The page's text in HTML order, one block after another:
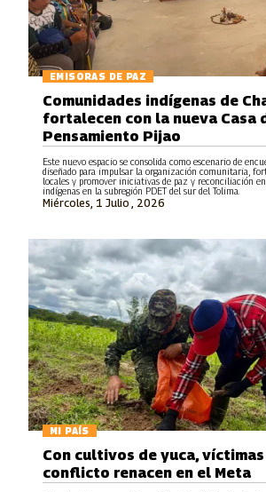
EMISORAS DE PAZ
Miércoles, 1 Julio , 2026
Comunidades indígenas de
fortalecen con la nueva Casa
Pensamiento Pijao
Este nuevo espacio se consolida como escenario de
diseñado para impulsar la organización comunitaria,
locales y promover iniciativas de paz y reconciliación
indígenas en la subregión PDET del sur del Tolima.
MI PAÍS
Con cultivos de yuca,
conflicto renacen en el Meta